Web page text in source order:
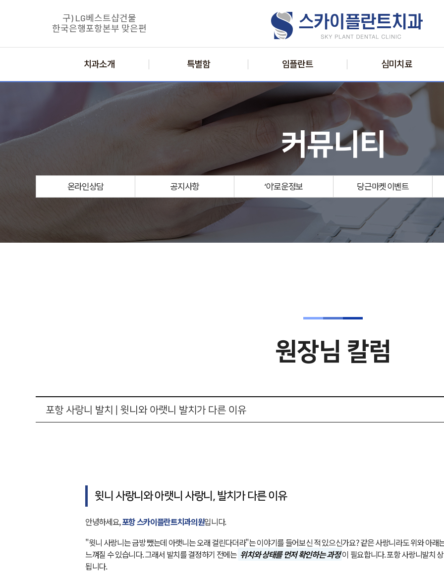
치과소개 특별함 임플란트 심미치료
구) LG베스트샵건물
한국은행포항본부 맞은편
커뮤니티
온라인상담 공지 사항 ‘이’로운정보 당근마켓 이벤트
원장님 칼럼
포항 사랑니 발치 | 윗니와 아랫니 발치가 다른 이유
윗니 사랑니와 아랫니 사랑니, 발치가 다른 이유
안녕하세요,포항 스카이플란트치과의원입니다.
"윗니 사랑니는 금방 뺐는데 아랫니는 오래 걸린다더라"는 이야기를 들어보신 적 있으신가요? 같은 사랑니라도 위와 아래
느껴질 수 있습니다. 그래서 발치를 결정하기 전에는 위치와 상태를 먼저 확인하는 과정이 필요합니다.포항 사랑니발치
됩니다.